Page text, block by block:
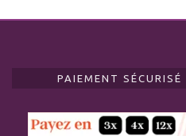
PAIEMENT SÉCURISÉ